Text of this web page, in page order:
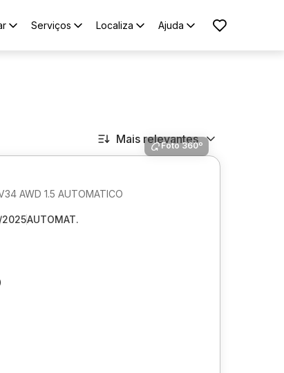
Serviços Localiza Ajuda
Mais relevantes
Foto 360º
AWD 1.5 AUTOMATICO
AUTOMAT.